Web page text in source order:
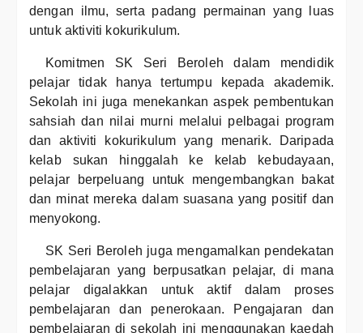
dengan ilmu, serta padang permainan yang luas
untuk aktiviti kokurikulum.
Komitmen SK Seri Beroleh dalam mendidik
pelajar tidak hanya tertumpu kepada akademik.
Sekolah ini juga menekankan aspek pembentukan
sahsiah dan nilai murni melalui pelbagai program
dan aktiviti kokurikulum yang menarik. Daripada
kelab sukan hinggalah ke kelab kebudayaan,
pelajar berpeluang untuk mengembangkan bakat
dan minat mereka dalam suasana yang positif dan
menyokong.
SK Seri Beroleh juga mengamalkan pendekatan
pembelajaran yang berpusatkan pelajar, di mana
pelajar digalakkan untuk aktif dalam proses
pembelajaran dan penerokaan. Pengajaran dan
pembelajaran di sekolah ini menggunakan kaedah